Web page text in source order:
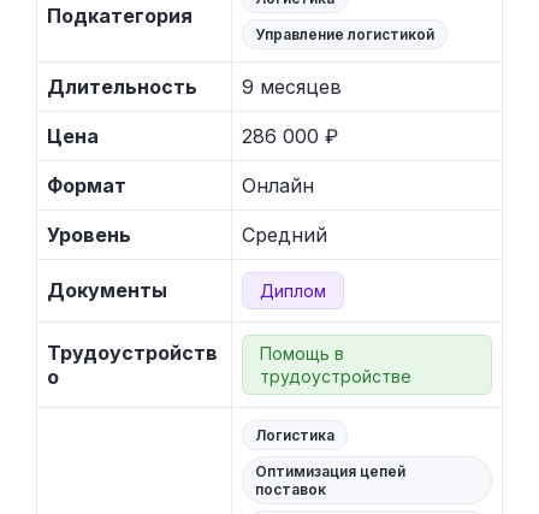
Подкатегория
Управление логистикой
Длительность 9 месяцев
Цена 286 000 ₽
Формат Онлайн
Уровень Средний
Документы Диплом
Трудоустройств
о
Помощь в
трудоустройстве
Логистика
Оптимизация цепей
поставок